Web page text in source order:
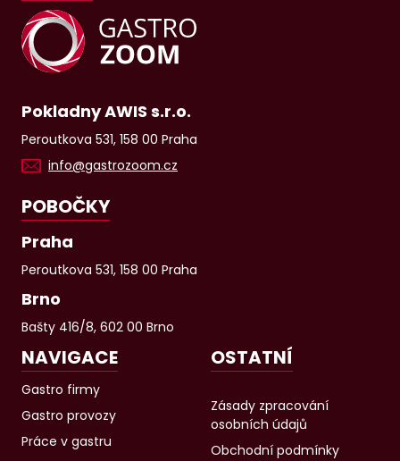
Pokladny AWIS s.r.o.
Peroutkova 531, 158 00 Praha
info@gastrozoom.cz
POBOČKY
Praha
Peroutkova 531, 158 00 Praha
Brno
Bašty 416/8, 602 00 Brno
NAVIGACE
Gastro firmy
Gastro provozy
Práce v gastru
OSTATNÍ
Zásady zpracování
osobních údajů
Obchodní podmínky